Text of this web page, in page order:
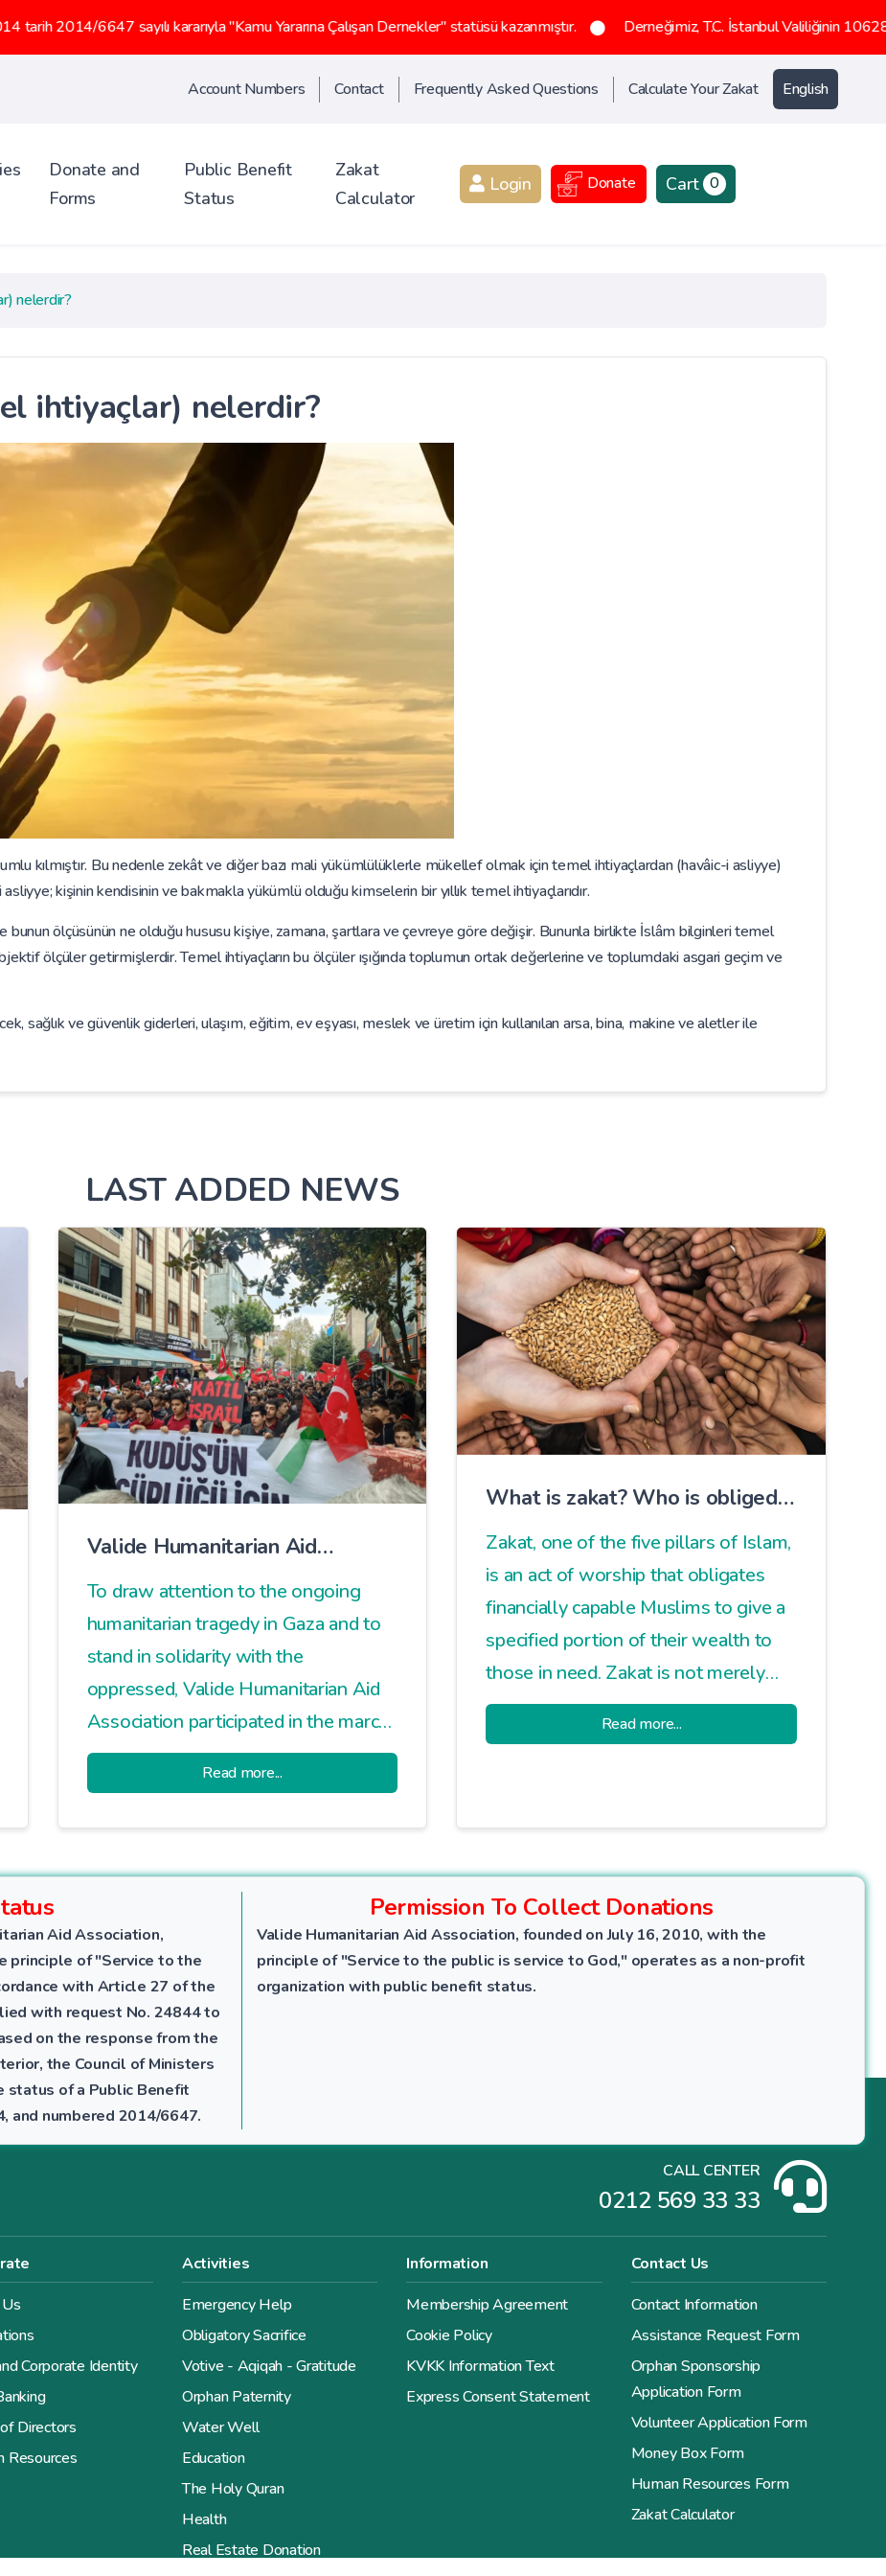
6647 sayılı kararıyla "Kamu Yararına Çalışan Dernekler" statüsü kazanmıştır. Derneğimiz, T.C. İstanbul Valiliğinin 1062836
Account Numbers Contact Frequently Asked Questions Calculate Your Zakat English
Donate and
Forms
Public Benefit
Status
Zakat
Calculator
Login Donate Cart 0
nelerdir?
ihtiyaçlar) nelerdir?
kılmıştır. Bu nedenle zekât ve diğer bazı mali yükümlülüklerle mükellef olmak için temel ihtiyaçlardan (havâic-i asliyye)
kişinin kendisinin ve bakmakla yükümlü olduğu kimselerin bir yıllık temel ihtiyaçlarıdır.
bunun ölçüsünün ne olduğu hususu kişiye, zamana, şartlara ve çevreye göre değişir. Bununla birlikte İslâm bilginleri temel
ölçüler getirmişlerdir. Temel ihtiyaçların bu ölçüler ışığında toplumun ortak değerlerine ve toplumdaki asgari geçim ve
sağlık ve güvenlik giderleri, ulaşım, eğitim, ev eşyası, meslek ve üretim için kullanılan arsa, bina, makine ve aletler ile
LAST ADDED NEWS
Valide Humanitarian Aid
Gaza Solidarity March
To draw attention to the ongoing
humanitarian tragedy in Gaza and to
stand in solidarity with the
oppressed, Valide Humanitarian Aid
Association participated in the march
held on Davutpaşa Street.
Read more...
What is zakat? Who is obliged
Zakat, one of the five pillars of Islam,
is an act of worship that obligates
financially capable Muslims to give a
specified portion of their wealth to
those in need. Zakat is not merely
charity; it is an essential practice that
ensures social balance, promotes
Read more...
Aid Association,
principle of "Service to the
with Article 27 of the
with request No. 24844 to
on the response from the
the Council of Ministers
status of a Public Benefit
and numbered 2014/6647.
Permission To Collect Donations
Valide Humanitarian Aid Association, founded on July 16, 2010, with the
principle of "Service to the public is service to God," operates as a non-profit
organization with public benefit status.
CALL CENTER
0212 569 33 33
Corporate Identity
Directors
Resources
Activities
Emergency Help
Obligatory Sacrifice
Votive - Aqiqah - Gratitude
Orphan Paternity
Water Well
Education
The Holy Quran
Health
Real Estate Donation
Information
Membership Agreement
Cookie Policy
KVKK Information Text
Express Consent Statement
Contact Us
Contact Information
Assistance Request Form
Orphan Sponsorship
Application Form
Volunteer Application Form
Money Box Form
Human Resources Form
Zakat Calculator